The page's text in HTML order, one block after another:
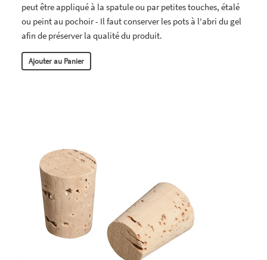
peut être appliqué à la spatule ou par petites touches, étalé
ou peint au pochoir - Il faut conserver les pots à l'abri du gel
afin de préserver la qualité du produit.
Ajouter au Panier